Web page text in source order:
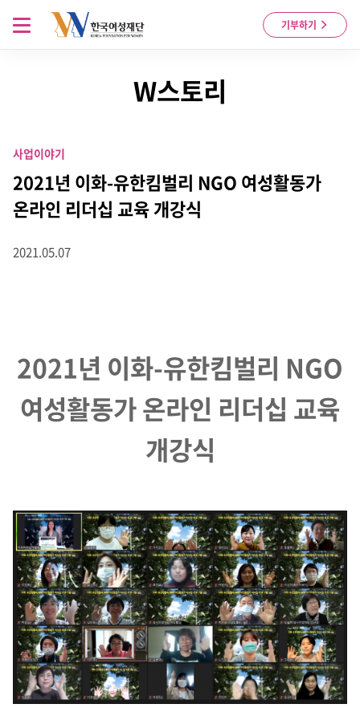
Skip to content
기부하기
메뉴 열기
W스토리
사업이야기
2021년 이화-유한킴벌리 NGO 여성활동가
온라인 리더십 교육 개강식
2021.05.07
2021년 이화-유한킴벌리 NGO
여성활동가 온라인 리더십 교육
개강식